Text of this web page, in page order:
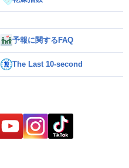
予報に関するFAQ
The Last 10-second